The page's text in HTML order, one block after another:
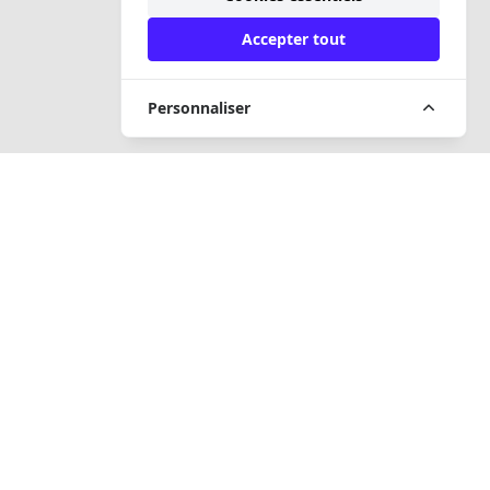
Accepter tout
Personnaliser